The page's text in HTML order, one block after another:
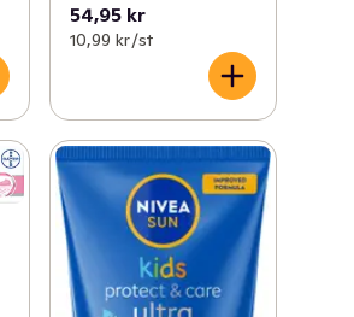
54,95 kr
10,99 kr /st